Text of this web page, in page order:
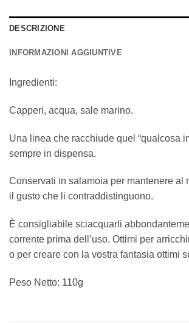
DESCRIZIONE
INFORMAZIONI AGGIUNTIVE
Ingredienti:
Capperi, acqua, sale marino.
Una linea che racchiude quel “qualcosa
sempre in dispensa.
Conservati in salamoia per mantenere al
il gusto che li contraddistinguono.
È consigliabile sciacquarli
corrente prima dell’uso. Ottimi per
o per creare con la vostra fantasia ottimi
Peso Netto: 110g